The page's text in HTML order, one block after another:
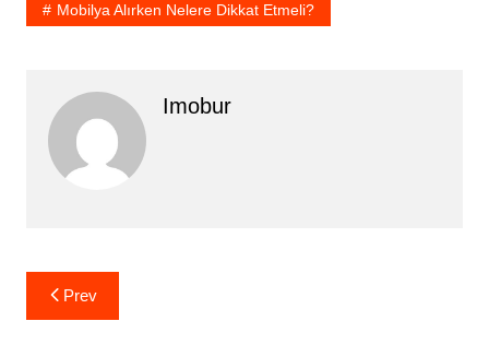
Mobilya Alırken Nelere Dikkat Etmeli?
Imobur
Yazı
gezinmesi
Prev